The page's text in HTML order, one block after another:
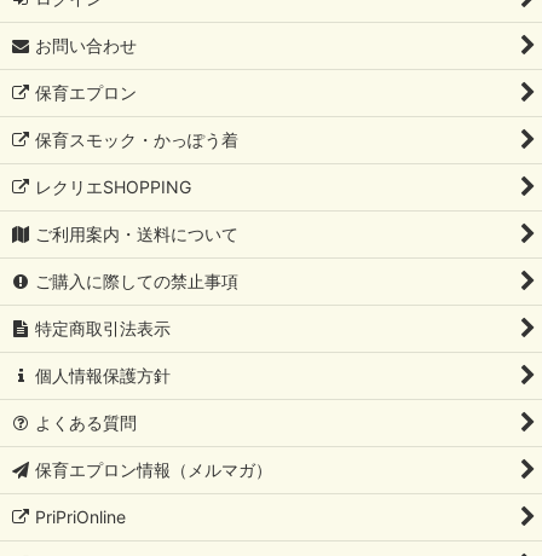
お問い合わせ
保育エプロン
保育スモック・かっぽう着
レクリエSHOPPING
ご利用案内・送料について
ご購入に際しての禁止事項
特定商取引法表示
個人情報保護方針
よくある質問
保育エプロン情報（メルマガ）
PriPriOnline